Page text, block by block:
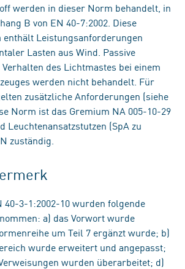
werden in dieser Norm behandelt, in
B von EN 40-7:2002. Diese
enthält Leistungsanforderungen
Lasten aus Wind. Passive
des Lichtmastes bei einem
werden nicht behandelt. Für
zusätzliche Anforderungen (siehe
Norm ist das Gremium NA 005-10-29
Leuchtenansatzstutzen (SpA zu
zuständig.
40-3-1:2002-10 wurden folgende
a) das Vorwort wurde
um Teil 7 ergänzt wurde; b)
wurde erweitert und angepasst;
wurden überarbeitet; d)